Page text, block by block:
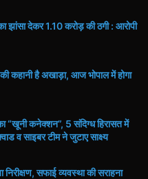
झांसा देकर 1.10 करोड़ की ठगी : आरोपी
कहानी है अखाड़ा, आज भोपाल में होगा
“खूनी कनेक्शन”, 5 संदिग्ध हिरासत में
व साइबर टीम ने जुटाए साक्ष्य
निरीक्षण, सफाई व्यवस्था की सराहना